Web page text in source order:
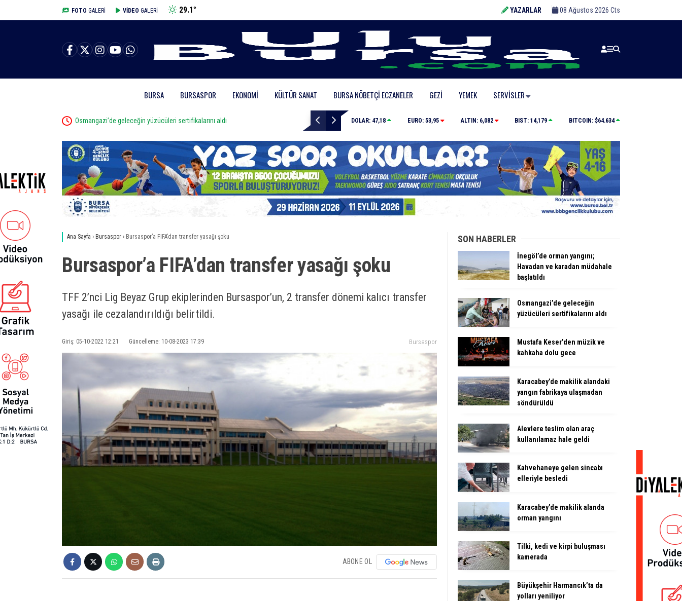
FOTO GALERİ VİDEO GALERİ 29.1° YAZARLAR 08 Ağustos 2026 Cts
BURSA BURSASPOR EKONOMI KÜLTÜR SANAT BURSA NÖBETÇI ECZANELER GEZI YEMEK SERVISLER
Osmangazi’de geleceğin yüzücüleri sertifikalarını aldı Mustafa Keser’den müzik ve kahkaha dolu gece Karacabey’de makilik alandaki yangın fabrikaya ulaşmadan
DOLAR: 47,18 EURO: 53,95 ALTIN: 6,082 BIST: 14,179 BITCOIN: $64.634
Ana Sayfa › Bursaspor › Bursaspor’a FIFA’dan transfer yasağı şoku
Bursaspor’a FIFA’dan transfer yasağı şoku
TFF 2’nci Lig Beyaz Grup ekiplerinden Bursaspor’un, 2 transfer dönemi kalıcı transfer
yasağı ile cezalandırıldığı belirtildi.
Giriş: 05-10-2022 12:21 Güncelleme: 10-08-2023 17:39 Bursaspor
ABONE OL
SON HABERLER
İnegöl’de orman yangını;
Havadan ve karadan müdahale
başlatıldı
Osmangazi’de geleceğin
yüzücüleri sertifikalarını aldı
Mustafa Keser’den müzik ve
kahkaha dolu gece
Karacabey’de makilik alandaki
yangın fabrikaya ulaşmadan
söndürüldü
Alevlere teslim olan araç
kullanılamaz hale geldi
Kahvehaneye gelen sincabı
elleriyle besledi
Karacabey’de makilik alanda
orman yangını
Tilki, kedi ve kirpi buluşması
kamerada
Büyükşehir Harmancık’ta da
yolları yeniliyor